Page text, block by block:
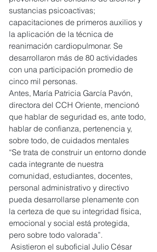
sustancias psicoactivas;
capacitaciones de primeros auxilios y
la aplicación de la técnica de
reanimación cardiopulmonar. Se
desarrollaron más de 80 actividades
con una participación promedio de
cinco mil personas.
Antes, María Patricia García Pavón,
directora del CCH Oriente, mencionó
que hablar de seguridad es, ante todo,
hablar de confianza, pertenencia y,
sobre todo, de cuidados mentales
“Se trata de construir un entorno donde
cada integrante de nuestra
comunidad, estudiantes, docentes,
personal administrativo y directivo
pueda desarrollarse plenamente con
la certeza de que su integridad física,
emocional y social está protegida,
pero sobre todo valorada”.
Asistieron el suboficial Julio César